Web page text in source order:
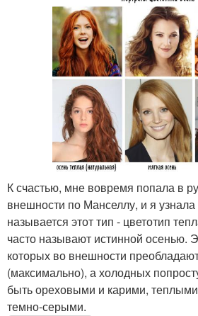
К счастью, мне вовремя попала в
внешности по Манселлу, и я узнала
называется этот тип - цветотип
часто называют истинной осенью.
которых во внешности
(максимально), а холодных
быть ореховыми и карими,
темно-серыми.